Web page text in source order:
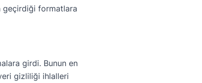
geçirdiği formatlara
girdi. Bunun en
gizliliği ihlalleri